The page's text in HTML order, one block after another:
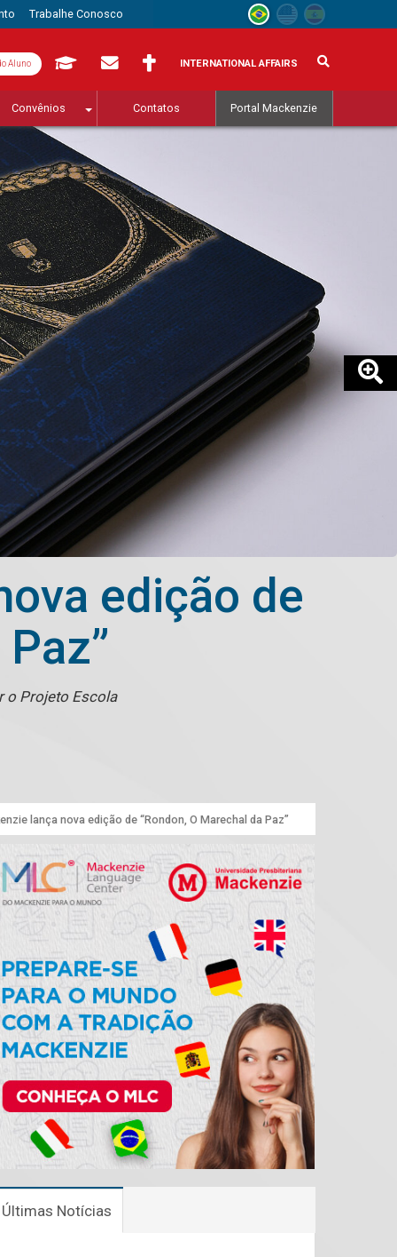
Trabalhe Conosco
Aluno INTERNATIONAL AFFAIRS
Convênios Contatos Portal Mackenzie
edição de
o Projeto Escola
lança nova edição de “Rondon, O Marechal da Paz”
Últimas Notícias